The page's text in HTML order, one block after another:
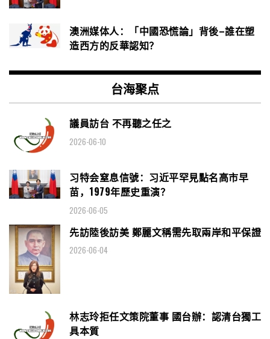
澳洲媒体人：「中國恐慌論」背後–誰在塑
造西方的反華認知？
台海聚点
議員訪台 不再聽之任之
2026-06-10
习特会窒息信號：习近平罕見點名高市早
苗，1979年歷史重演？
2026-06-05
先訪陸後訪美 鄭麗文稱需先取兩岸和平保證
2026-06-04
林志玲拒任文策院董事 國台辦：認清台獨工
具本質